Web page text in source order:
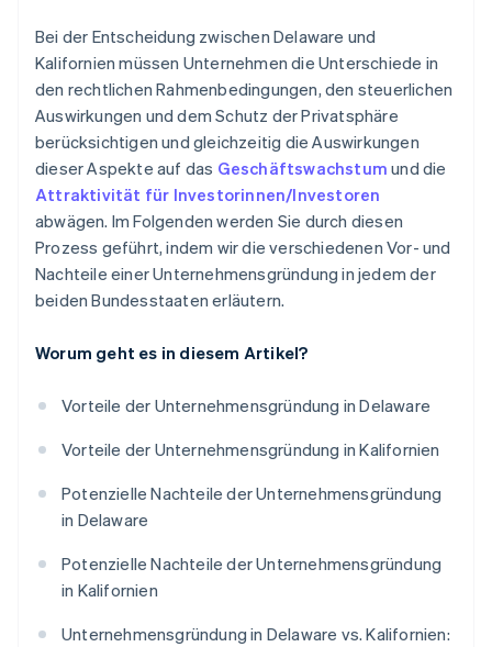
Bei der Entscheidung zwischen Delaware und
Kalifornien müssen Unternehmen die Unterschiede in
den rechtlichen Rahmenbedingungen, den steuerlichen
Auswirkungen und dem Schutz der Privatsphäre
berücksichtigen und gleichzeitig die Auswirkungen
dieser Aspekte auf das Geschäftswachstum und die
Attraktivität für Investorinnen/Investoren
abwägen. Im Folgenden werden Sie durch diesen
Prozess geführt, indem wir die verschiedenen Vor- und
Nachteile einer Unternehmensgründung in jedem der
beiden Bundesstaaten erläutern.
Worum geht es in diesem Artikel?
Vorteile der Unternehmensgründung in Delaware
Vorteile der Unternehmensgründung in Kalifornien
Potenzielle Nachteile der Unternehmensgründung
in Delaware
Potenzielle Nachteile der Unternehmensgründung
in Kalifornien
Unternehmensgründung in Delaware vs. Kalifornien: